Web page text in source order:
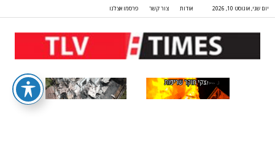
יום שני, אוגוסט 10, 2026 אודות צור קשר פרסמו אצלנו